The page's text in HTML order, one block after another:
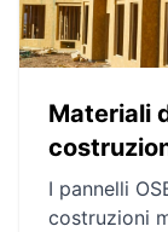
Materiali
I pannelli
costruzioni